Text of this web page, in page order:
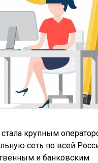
крупным
сеть по всей
и банковским